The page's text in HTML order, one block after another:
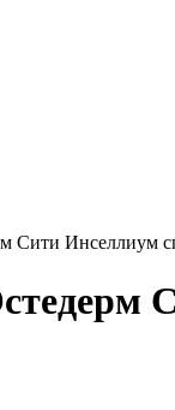
Сити Инселлиум